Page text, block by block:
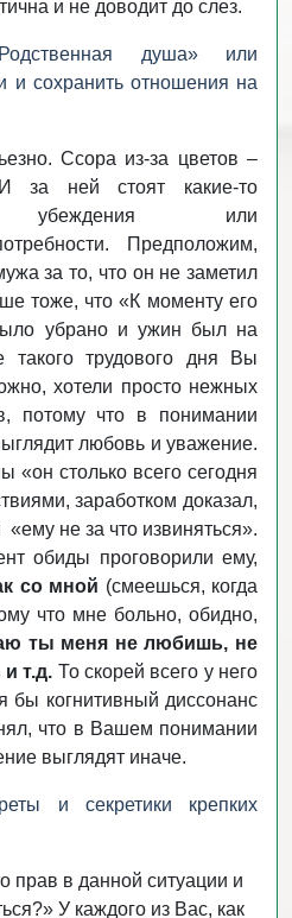
и не доводит до слез.
душа» или
и сохранить отношения на
Ссора из-за цветов –
за ней стоят какие-то
убеждения или
Предположим,
за то, что он не заметил
тоже, что «К моменту его
убрано и ужин был на
такого трудового дня Вы
хотели просто нежных
потому что в понимании
любовь и уважение.
столько всего сегодня
заработком доказал,
«ему не за что извиняться».
обиды проговорили ему,
со мной (смеешься, когда
что мне больно, обидно,
ты меня не любишь, не
т.д. То скорей всего у него
бы когнитивный диссонанс
что в Вашем понимании
выглядят иначе.
и секретики крепких
прав в данной ситуации и
У каждого из Вас, как